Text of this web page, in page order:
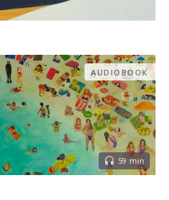
AUDIOBOOK
59 min